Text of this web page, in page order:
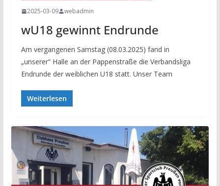
2025-03-09 webadmin
wU18 gewinnt Endrunde
Am vergangenen Samstag (08.03.2025) fand in
„unserer“ Halle an der Pappenstraße die Verbandsliga
Endrunde der weiblichen U18 statt. Unser Team
Weiterlesen